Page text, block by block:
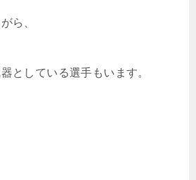
ら、
としている選手もいます。